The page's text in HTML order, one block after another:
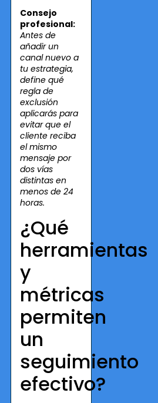
Consejo
profesional:
Antes de
añadir un
canal nuevo a
tu estrategia,
define qué
regla de
exclusión
aplicarás para
evitar que el
cliente reciba
el mismo
mensaje por
dos vías
distintas en
menos de 24
horas.
¿Qué
herramientas
y
métricas
permiten
un
seguimiento
efectivo?